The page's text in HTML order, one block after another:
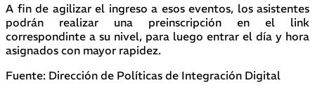
A fin de agilizar el ingreso a esos eventos, los asistentes
podrán realizar una preinscripción en el link
correspondinte a su nivel, para luego entrar el día y hora
asignados con mayor rapidez.
Fuente: Dirección de Políticas de Integración Digital